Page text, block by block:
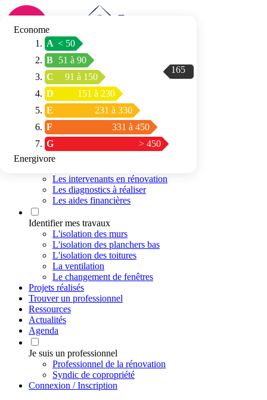
Connexion / Inscription
Trouver mon
espace conseil
Les intervenants en rénovation
Les diagnostics à réaliser
Les aides financières
Identifier mes travaux
L'isolation des murs
L'isolation des planchers bas
L'isolation des toitures
La ventilation
Le changement de fenêtres
Projets réalisés
Trouver un professionnel
Ressources
Actualités
Agenda
Je suis un professionnel
Professionnel de la rénovation
Syndic de copropriété
Connexion / Inscription
Econome
A < 50
B 51 à 90
C
91 à 150
D
151 à 230
E
231 à 330
F
331 à 450
G
> 450
165
Energivore